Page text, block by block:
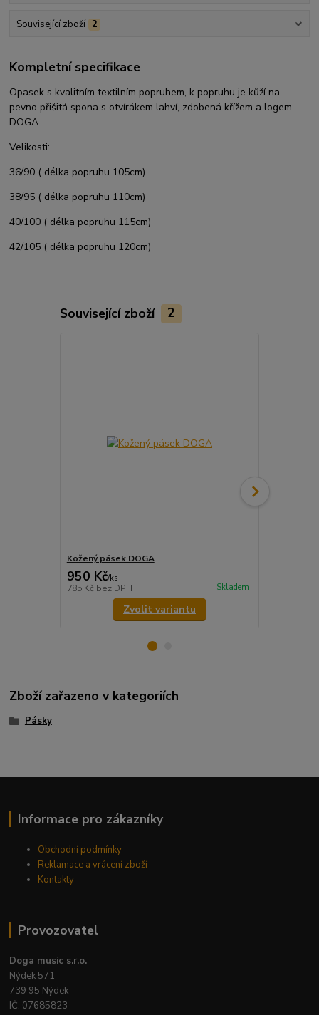
Související zboží 2
Kompletní specifikace
Opasek s kvalitním textilním popruhem, k popruhu je kůží na
pevno přišitá spona s otvírákem lahví, zdobená křížem a logem
DOGA.
Velikosti:
36/90 ( délka popruhu 105cm)
38/95 ( délka popruhu 110cm)
40/100 ( délka popruhu 115cm)
42/105 ( délka popruhu 120cm)
Související zboží 2
Kožený pásek DOGA
950 Kč/ks
785 Kč bez DPH Skladem
Zvolit variantu
Zboží zařazeno v kategoriích
Pásky
Informace pro zákazníky
Obchodní podmínky
Reklamace a vrácení zboží
Kontakty
Provozovatel
Doga music s.r.o.
Nýdek 571
739 95 Nýdek
IČ: 07685823